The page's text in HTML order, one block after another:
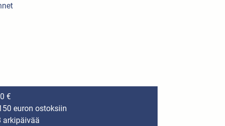
€
euron ostoksiin
arkipäivää